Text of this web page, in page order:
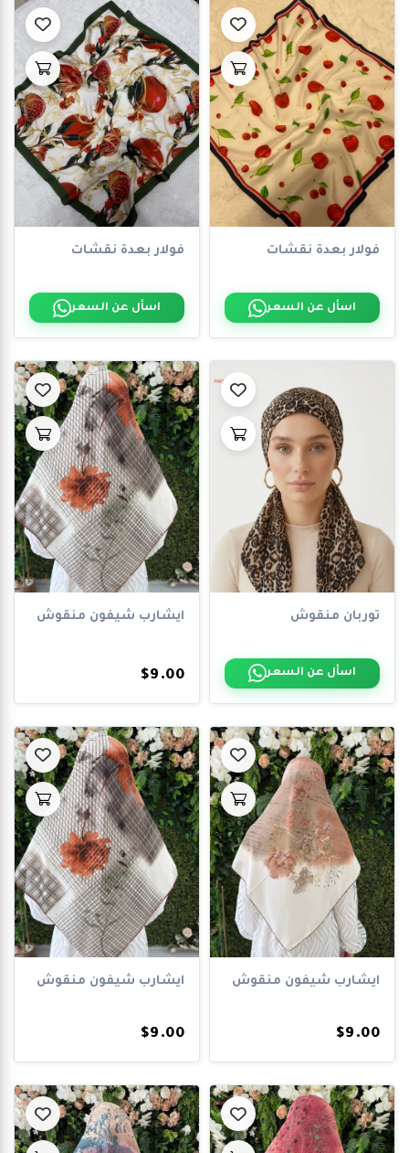
فولار بعدة نقشات
اسأل عن السعر
فولار بعدة نقشات
اسأل عن السعر
توربان منقوش
اسأل عن السعر
ايشارب شيفون منقوش
$9.00
ايشارب شيفون منقوش
$9.00
ايشارب شيفون منقوش
$9.00